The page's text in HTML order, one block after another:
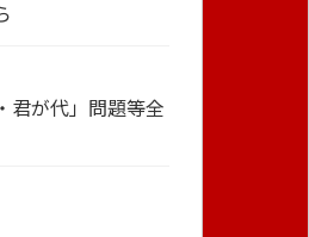
が代」問題等全